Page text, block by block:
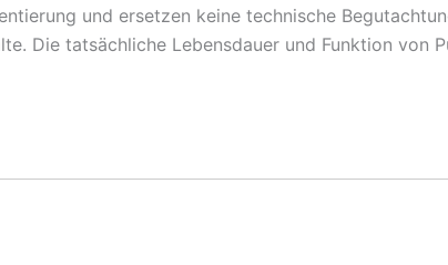
und ersetzen keine technische
Die tatsächliche Lebensdauer und Funktion von